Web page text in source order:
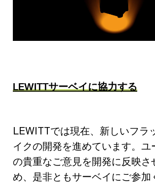
LEWITTサーベイに協力する
LEWITTでは現在、新しいフラ
イクの開発を進めています。ユ
の貴重なご意見を開発に反映さ
め、是非ともサーベイにご参加